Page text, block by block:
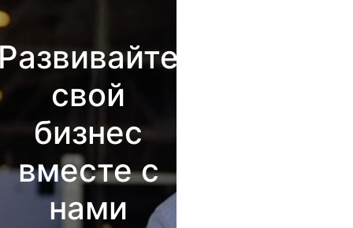
свой
бизнес
вместе с
нами